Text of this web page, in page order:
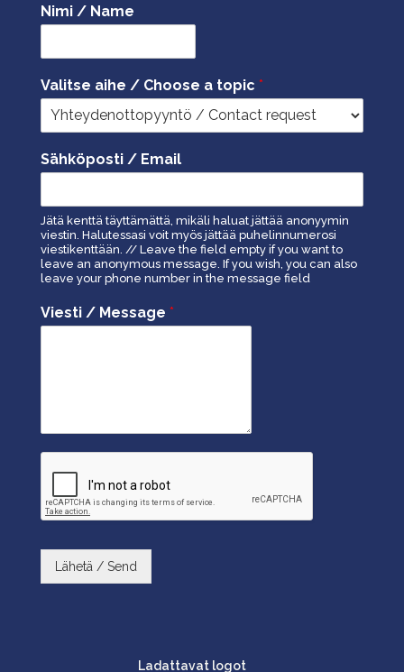
Nimi / Name
Valitse aihe / Choose a topic *
Sähköposti / Email
Jätä kenttä täyttämättä, mikäli haluat jättää anonyymin
viestin. Halutessasi voit myös jättää puhelinnumerosi
viestikenttään. // Leave the field empty if you want to
leave an anonymous message. If you wish, you can also
leave your phone number in the message field
Viesti / Message *
Lähetä / Send
Ladattavat logot